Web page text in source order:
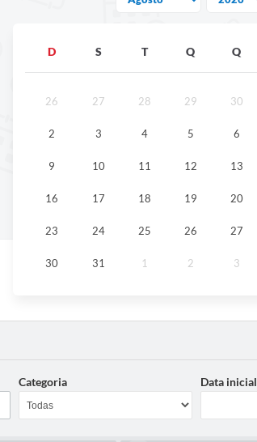
D S T Q Q
26 27 28 29 30
2 3 4 5 6
9 10 11 12 13
16 17 18 19 20
23 24 25 26 27
30 31 1 2 3
Categoria Data inicial